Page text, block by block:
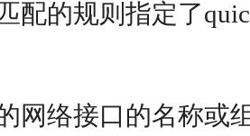
配的规则指定了
网络接口的名称或